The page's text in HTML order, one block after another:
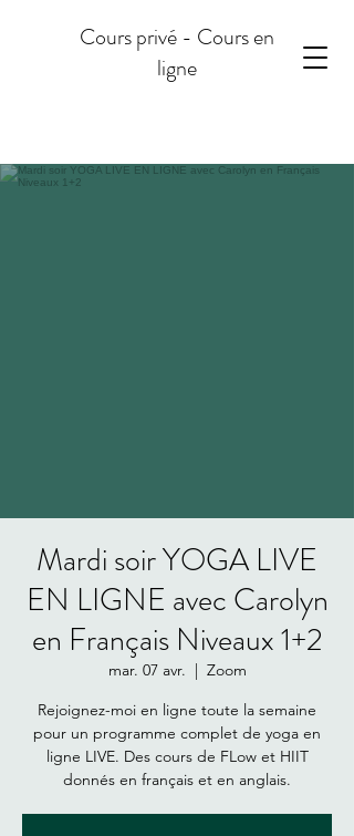
Cours privé - Cours en
ligne
Mardi soir YOGA LIVE
EN LIGNE avec Carolyn
en Français Niveaux 1+2
mar. 07 avr.
  |
Zoom
Rejoignez-moi en ligne toute la semaine
pour un programme complet de yoga en
ligne LIVE. Des cours de FLow et HIIT
donnés en français et en anglais.